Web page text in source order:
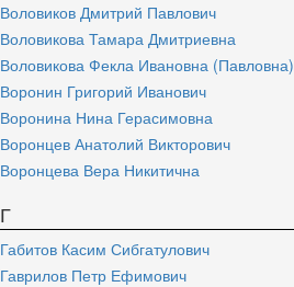
Воловиков Дмитрий Павлович
Воловикова Тамара Дмитриевна
Воловикова Фекла Ивановна (Павловна)
Воронин Григорий Иванович
Воронина Нина Герасимовна
Воронцев Анатолий Викторович
Воронцева Вера Никитична
Г
Габитов Касим Сибгатулович
Гаврилов Петр Ефимович